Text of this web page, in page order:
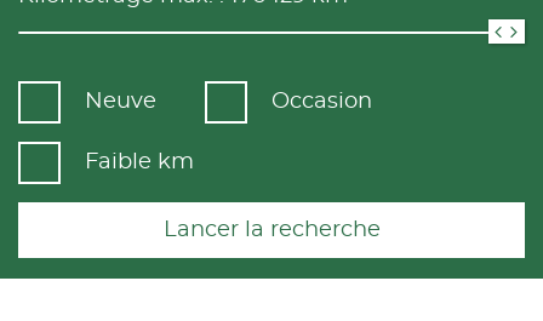
Neuve Occasion
Faible km
Lancer la recherche